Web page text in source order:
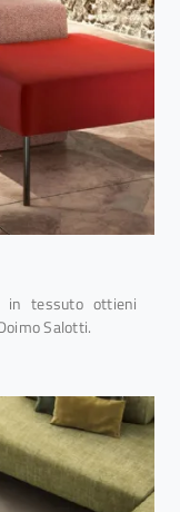
in tessuto ottieni
Salotti.